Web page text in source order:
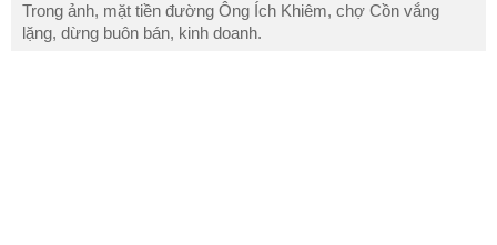
Trong ảnh, mặt tiền đường Ông Ích Khiêm, chợ Cồn vắng
lặng, dừng buôn bán, kinh doanh.